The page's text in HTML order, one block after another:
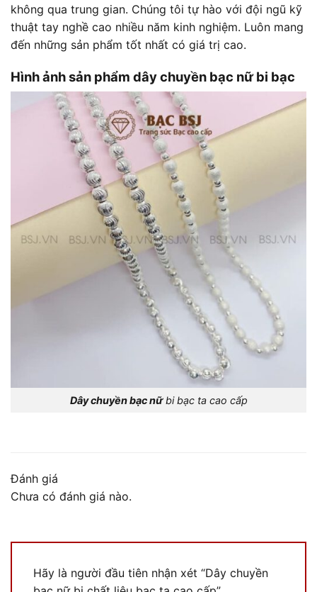
không qua trung gian. Chúng tôi tự hào với đội ngũ kỹ
thuật tay nghề cao nhiều năm kinh nghiệm. Luôn mang
đến những sản phẩm tốt nhất có giá trị cao.
Hình ảnh sản phẩm dây chuyền bạc nữ bi bạc
Dây chuyền bạc nữbi bạc ta cao cấp
Đánh giá
Chưa có đánh giá nào.
Hãy là người đầu tiên nhận xét “Dây chuyền